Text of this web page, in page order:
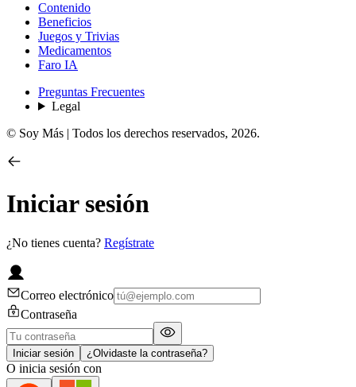
Contenido
Beneficios
Juegos y Trivias
Medicamentos
Faro IA
Preguntas Frecuentes
Legal
© Soy Más | Todos los derechos reservados, 2026.
Iniciar sesión
¿No tienes cuenta? Regístrate
Correo electrónico
Contraseña
Iniciar sesión ¿Olvidaste la contraseña?
O inicia sesión con